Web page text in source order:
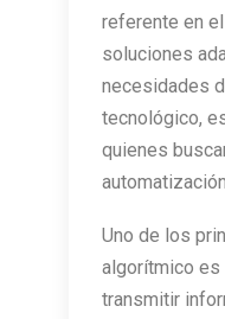
referente en
soluciones
necesidades
tecnológico,
quienes
Uno de los
algorítmico es
transmitir